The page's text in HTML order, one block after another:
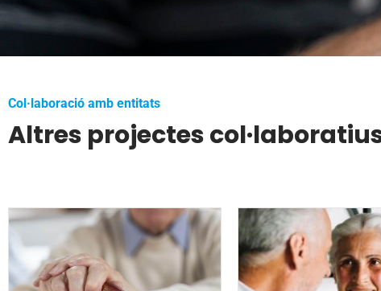
Col·laboració amb entitats
Altres projectes